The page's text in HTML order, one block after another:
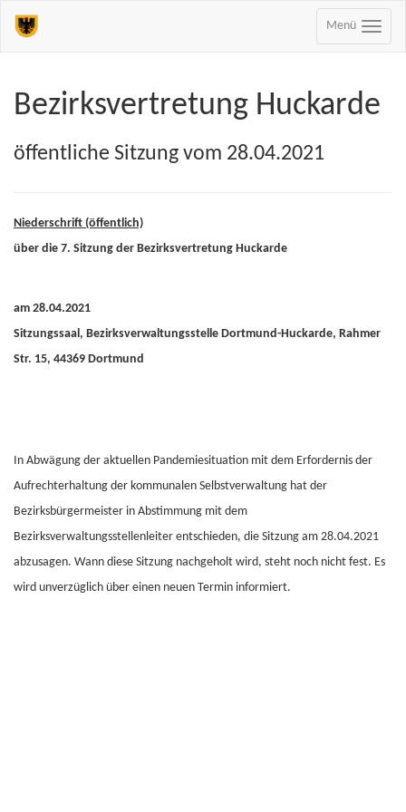
Menü
Bezirksvertretung Huckarde
öffentliche Sitzung vom 28.04.2021
Niederschrift (öffentlich)
über die 7. Sitzung der Bezirksvertretung Huckarde
am 28.04.2021
Sitzungssaal, Bezirksverwaltungsstelle Dortmund-Huckarde, Rahmer
Str. 15, 44369 Dortmund
In Abwägung der aktuellen Pandemiesituation mit dem Erfordernis der
Aufrechterhaltung der kommunalen Selbstverwaltung hat der
Bezirksbürgermeister in Abstimmung mit dem
Bezirksverwaltungsstellenleiter entschieden, die Sitzung am 28.04.2021
abzusagen. Wann diese Sitzung nachgeholt wird, steht noch nicht fest. Es
wird unverzüglich über einen neuen Termin informiert.